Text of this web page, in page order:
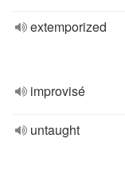
extemporized
improvisé
untaught